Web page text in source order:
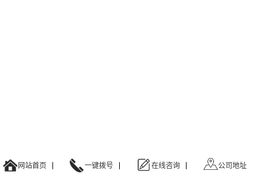
网站首页 一键拨号 在线咨询 公司地址